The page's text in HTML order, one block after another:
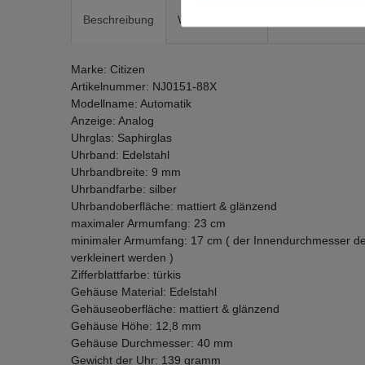
Beschreibung Weitere Details
Marke: Citizen
Artikelnummer: NJ0151-88X
Modellname: Automatik
Anzeige: Analog
Uhrglas: Saphirglas
Uhrband: Edelstahl
Uhrbandbreite: 9 mm
Uhrbandfarbe: silber
Uhrbandoberfläche: mattiert & glänzend
maximaler Armumfang: 23 cm
minimaler Armumfang: 17 cm ( der Innendurchmesser
verkleinert werden )
Zifferblattfarbe: türkis
Gehäuse Material: Edelstahl
Gehäuseoberfläche: mattiert & glänzend
Gehäuse Höhe: 12,8 mm
Gehäuse Durchmesser: 40 mm
Gewicht der Uhr: 139 gramm